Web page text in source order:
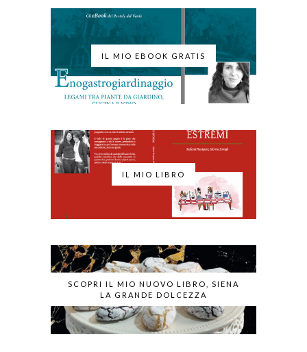
IL MIO EBOOK GRATIS
IL MIO LIBRO
SCOPRI IL MIO NUOVO LIBRO, SIENA
LA GRANDE DOLCEZZA